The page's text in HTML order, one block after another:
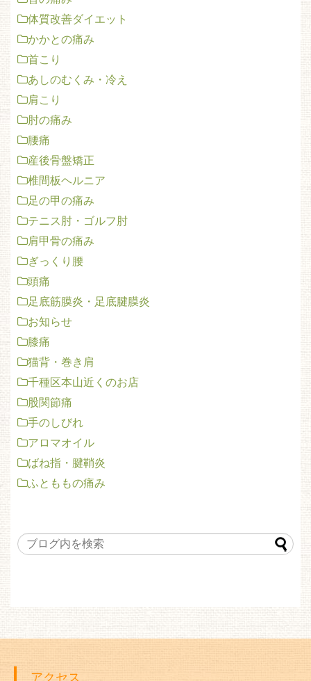
体質改善ダイエット
かかとの痛み
首こり
あしのむくみ・冷え
肩こり
肘の痛み
腰痛
産後骨盤矯正
椎間板ヘルニア
足の甲の痛み
テニス肘・ゴルフ肘
肩甲骨の痛み
ぎっくり腰
頭痛
足底筋膜炎・足底腱膜炎
お知らせ
膝痛
猫背・巻き肩
千種区本山近くのお店
股関節痛
手のしびれ
アロマオイル
ばね指・腱鞘炎
ふとももの痛み
アクセス